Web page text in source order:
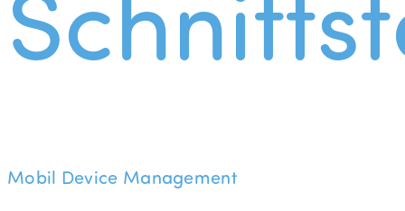
Mobil Device Management